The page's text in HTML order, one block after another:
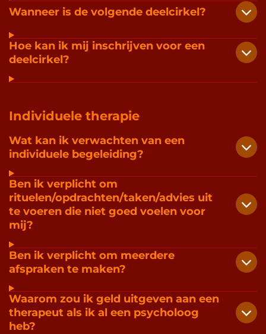
Wanneer is de volgende deelcirkel?
Hoe kan ik mij inschrijven voor een
deelcirkel?
Individuele therapie
Wat kan ik verwachten van een
individuele begeleiding?
Ben ik verplicht om
rituelen/opdrachten/taken/advies uit
te voeren die niet goed voelen voor
mij?
Ben ik verplicht om meerdere
afspraken te maken?
Waarom zou ik geld uitgeven aan een
therapeut als ik al een psycholoog
heb?